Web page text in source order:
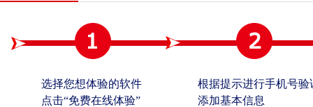
选择您想体验的软件
点击“免费在线体验”
根据提示进行手机号验
添加基本信息